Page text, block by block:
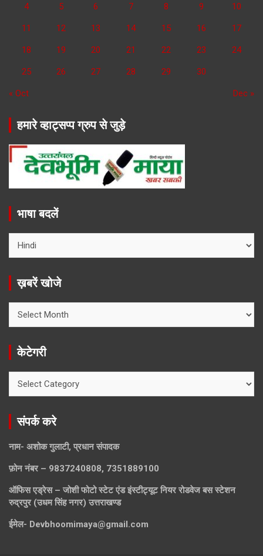
4 5 6 7 8 9 10
11 12 13 14 15 16 17
18 19 20 21 22 23 24
25 26 27 28 29 30
« Oct Dec »
हमारे व्हाट्सप्प ग्रुप से जुड़े
भाषा बदलें
ख़बरें खोजे
खोजे
केटेगरी
संपर्क करे
नाम- अशोक गुलाटी, प्रधान संपादक
फ़ोन नंबर – 9837240808, 7351889100
ऑफिस एड्रेस – जोशी फोटो स्टेट एंड इंस्टीट्यूट नियर रोडवेज बस स्टेशन
रुद्रपुर (उधम सिंह नगर) उत्तराखण्ड
ईमेल- Devbhoomimaya@gmail.com